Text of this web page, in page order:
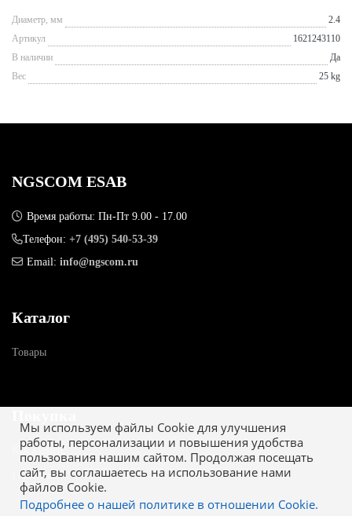
Диаметр, мм
2.4
Артикул
1621243110
В наличии
Да
Вес
25 kg
Мы используем файлы Cookie для улучшения
работы, персонализации и повышения удобства
пользования нашим сайтом. Продолжая посещать
сайт, вы соглашаетесь на использование нами
файлов Cookie.
Подробнее о нашей политике в отношении Cookie.
NGSCOM ESAB
Время работы: Пн-Пт 9.00 - 17.00
Телефон: +7 (495) 540-53-39
Email: info@ngscom.ru
Каталог
Товары
Как купить
Гарантия